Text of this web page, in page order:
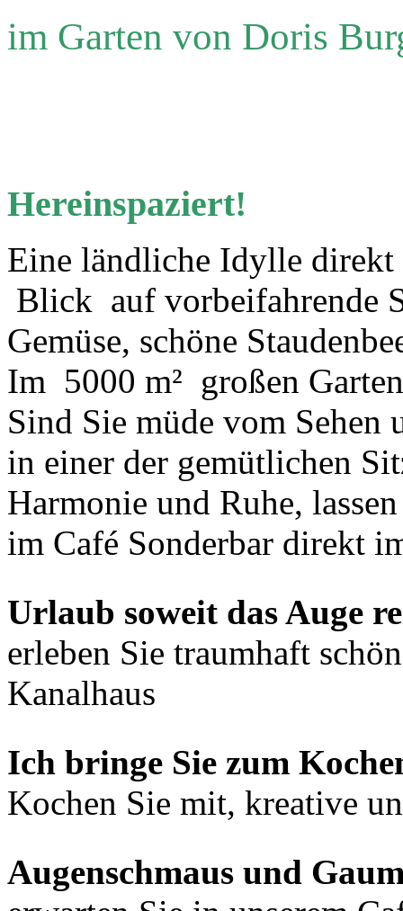
im Garten von Doris
Hereinspaziert!
Eine ländliche Idylle
Blick auf vorbeifahrende
Gemüse, schöne
Im 5000 m² großen
Sind Sie müde vom
in einer der gemütlichen
Harmonie und Ruhe,
im Café Sonderbar direkt
Urlaub soweit das Auge
erleben Sie traumhaft
Kanalhaus
Ich bringe Sie zum
Kochen Sie mit, kreative
Augenschmaus und